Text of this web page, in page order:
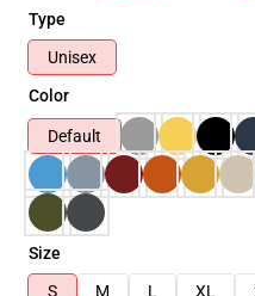
Type
Unisex
Color
Default
Size
S
M L XL